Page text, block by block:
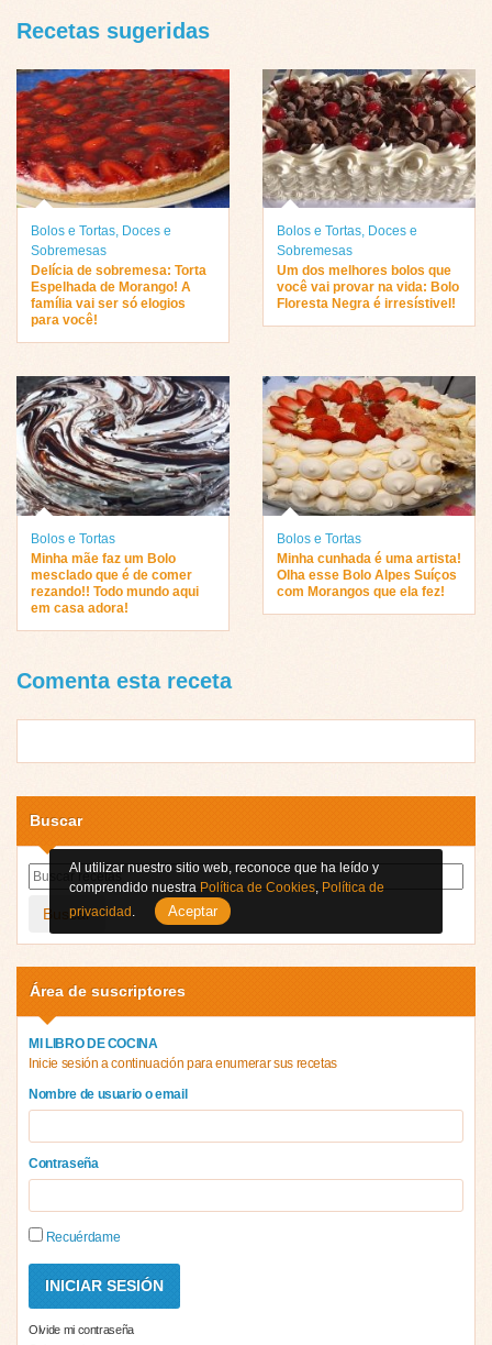
Recetas sugeridas
Bolos e Tortas, Doces e
Sobremesas
Delícia de sobremesa: Torta
Espelhada de Morango! A
família vai ser só elogios
para você!
Bolos e Tortas, Doces e
Sobremesas
Um dos melhores bolos que
você vai provar na vida: Bolo
Floresta Negra é irresístivel!
Bolos e Tortas
Minha mãe faz um Bolo
mesclado que é de comer
rezando!! Todo mundo aqui
em casa adora!
Bolos e Tortas
Minha cunhada é uma artista!
Olha esse Bolo Alpes Suíços
com Morangos que ela fez!
Comenta esta receta
Buscar
Buscar
Área de suscriptores
MI LIBRO DE COCINA
Inicie sesión a continuación para enumerar sus recetas
Nombre de usuario o email
Contraseña
Recuérdame
Olvide mi contraseña
Al utilizar nuestro sitio web, reconoce que ha leído y
comprendido nuestra Política de Cookies, Política de
privacidad . Aceptar